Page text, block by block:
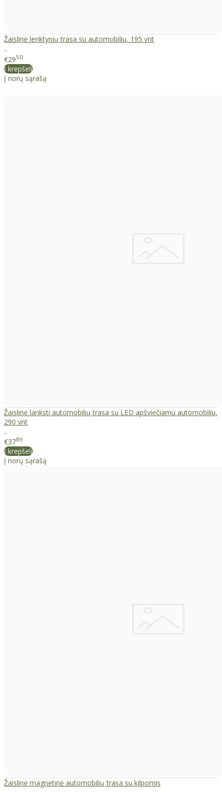
Žaislinė lenktynių trasa su automobiliu, 195 vnt
..
€2950
Į krepšelį
Į norų sąrašą
Žaislinė lanksti automobilių trasa su LED apšviečiamu automobiliu,
290 vnt
..
€3789
Į krepšelį
Į norų sąrašą
Žaislinė magnetinė automobilių trasa su kilpomis